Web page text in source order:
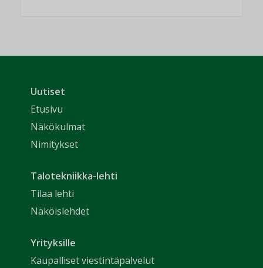
Uutiset
Etusivu
Näkökulmat
Nimitykset
Talotekniikka-lehti
Tilaa lehti
Näköislehdet
Yrityksille
Kaupalliset viestintäpalvelut